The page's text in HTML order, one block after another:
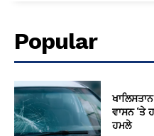
Popular
ਵਾਸਨ ‘ਤੇ
ਹਮਲੇ